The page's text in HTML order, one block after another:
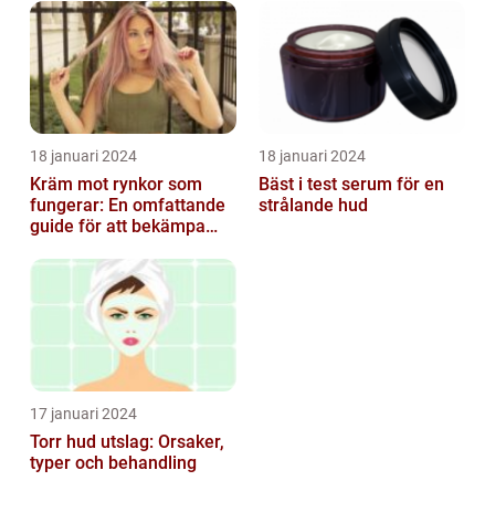
18 januari 2024
Kräm mot rynkor som
fungerar: En omfattande
guide för att bekämpa
18 januari 2024
Bäst i test serum för en
strålande hud
17 januari 2024
Torr hud utslag: Orsaker,
typer och behandling